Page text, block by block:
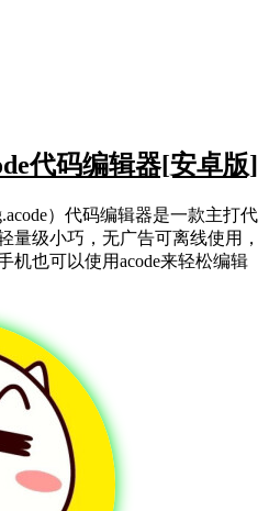
代码编辑器[安卓版]
）代码编辑器是一款主打代
量级小巧，无广告可离线使用，
机也可以使用acode来轻松编辑